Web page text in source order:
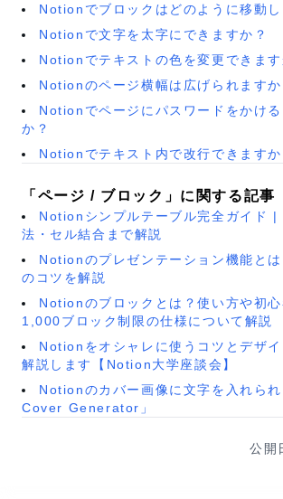
Notionでブロックはどのように移動し
Notionで文字を太字にできますか？
Notionでテキストの色を変更できます
Notionのページ横幅は広げられますか
Notionでページにパスワードをかけ
か？
Notionでテキスト内で改行できますか
「ページ / ブロック」に関する記事
Notionシンプルテーブル完全ガイド |
法・セル結合まで解説
Notionのプレゼンテーション機能と
のコツを解説
Notionのブロックとは？使い方や初
1,000ブロック制限の仕様について解説
Notionをオシャレに使うコツとデザ
解説します【Notion大学座談会】
Notionのカバー画像に文字を入れら
Cover Generator」
公開